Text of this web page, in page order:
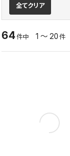
全てクリア
64 件中 1 ～ 20 件